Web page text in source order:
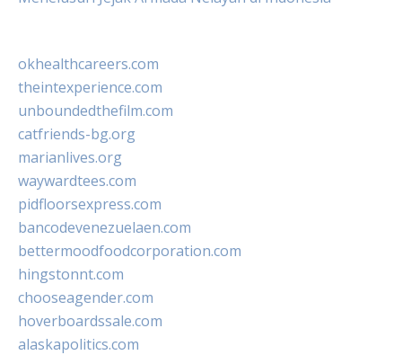
okhealthcareers.com
theintexperience.com
unboundedthefilm.com
catfriends-bg.org
marianlives.org
waywardtees.com
pidfloorsexpress.com
bancodevenezuelaen.com
bettermoodfoodcorporation.com
hingstonnt.com
chooseagender.com
hoverboardssale.com
alaskapolitics.com